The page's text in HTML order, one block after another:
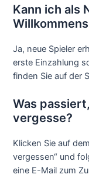
Kann ich als
Ja, neue Spieler
erste Einzahlung
finden Sie auf der
Was
vergesse?
Klicken Sie auf
vergessen“ und
eine E-Mail zum